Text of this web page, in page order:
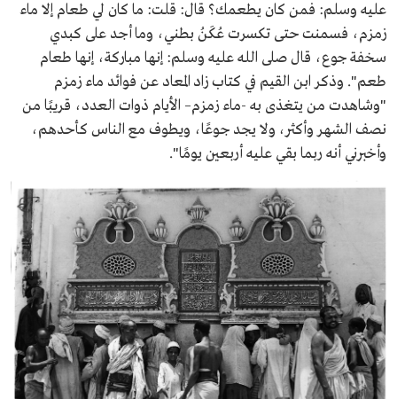
عليه وسلم: فمن كان يطعمك؟ قال: قلت: ما كان لي طعام إلا ماء
زمزم، فسمنت حتى تكسرت عُكَنُ بطني، وما أجد على كبدي
سخفة جوع، قال صلى الله عليه وسلم: إنها مباركة، إنها طعام
طعم". وذكر ابن القيم في كتاب زاد المعاد عن فوائد ماء زمزم
"وشاهدت من يتغذى به -ماء زمزم– الأيام ذوات العدد، قريبًا من
نصف الشهر وأكثر، ولا يجد جوعًا، ويطوف مع الناس كأحدهم،
وأخبرني أنه ربما بقي عليه أربعين يومًا".